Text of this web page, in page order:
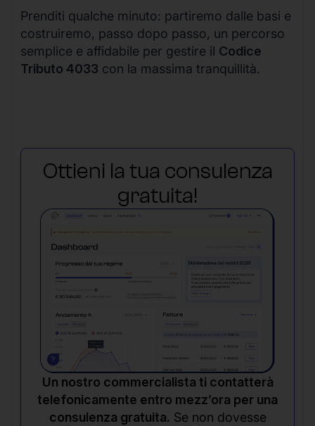
Prenditi qualche minuto: partiremo dalle basi e
costruiremo, passo dopo passo, un percorso
semplice e affidabile per gestire il Codice
Tributo 4033 con la massima tranquillità.
Ottieni la tua consulenza
gratuita!
Un nostro commercialista ti contatterà
telefonicamente entro mezz’ora per una
consulenza gratuita. Se non dovesse